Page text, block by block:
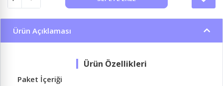
Ürün Açıklaması
Paket İçeriği